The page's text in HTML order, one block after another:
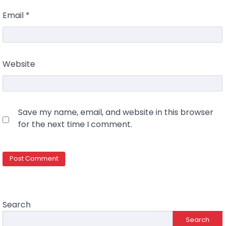
Email *
Website
Save my name, email, and website in this browser
for the next time I comment.
Search
Search